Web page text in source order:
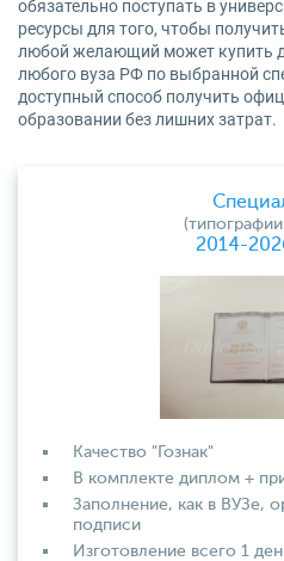
обязательно поступать в
ресурсы для того, чтобы
любой желающий может купить
любого вуза РФ по выбранной
доступный способ получить
образовании без лишних затрат.
2014-
Качество "Гознак"
В комплекте диплом +
Заполнение, как в ВУЗе,
подписи
Изготовление всего 1